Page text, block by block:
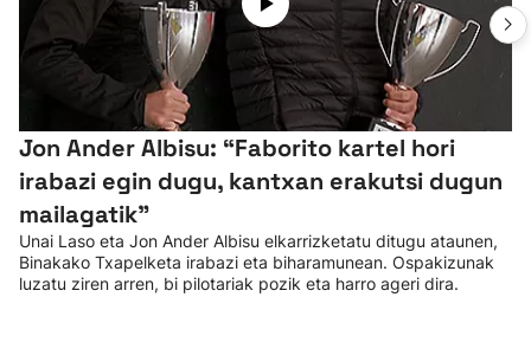
Jon Ander Albisu: “Faborito kartel hori
irabazi egin dugu, kantxan erakutsi dugun
mailagatik”
Unai Laso eta Jon Ander Albisu elkarrizketatu ditugu ataunen,
Binakako Txapelketa irabazi eta biharamunean. Ospakizunak
luzatu ziren arren, bi pilotariak pozik eta harro ageri dira.